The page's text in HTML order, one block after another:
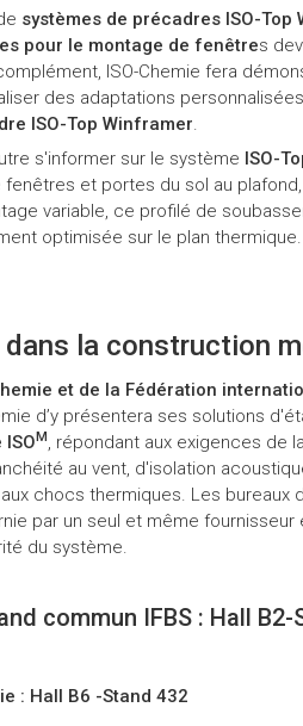
systèmes de précadres ISO-Top
pour le montage de fenêtres
ISO-Chemie fera
des adaptations
ISO-Top Winframer.
s'informer sur le système ISO-
et portes du sol au
variable, ce profilé de
optimisée sur le plan thermique.
la construction
et de la Fédération
d’y présentera ses solutions
M , répondant aux exigences de
au vent, d'isolation
chocs thermiques. Les
par un seul et même
du système.
commun IFBS : Hall B2-
: Hall B6 -Stand 432